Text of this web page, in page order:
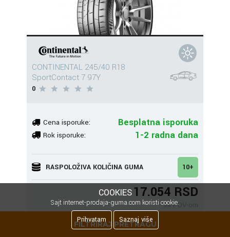
FILTRIRAJ PRETRAGU
CONTINENTAL 245/40 R18
SportContact 7 97Y
0
Cena isporuke: Besplatna isporuka
Rok isporuke: 1-2 radna dana
RASPOLOŽIVA KOLIČINA GUMA 10+
17.054 RSD
sa PDV-om
COOKIES
Sajt internet-prodaja-guma.com koristi cookie.
Prihvatam
Saznaj više